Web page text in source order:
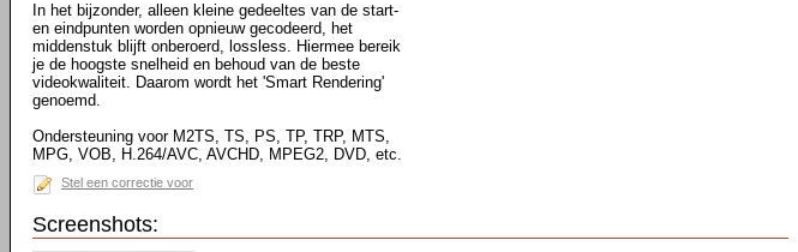
In het bijzonder, alleen kleine gedeeltes van de start-
en eindpunten worden opnieuw gecodeerd, het
middenstuk blijft onberoerd, lossless. Hiermee bereik
je de hoogste snelheid en behoud van de beste
videokwaliteit. Daarom wordt het 'Smart Rendering'
genoemd.
Ondersteuning voor M2TS, TS, PS, TP, TRP, MTS,
MPG, VOB, H.264/AVC, AVCHD, MPEG2, DVD, etc.
Stel een correctie voor
Screenshots: